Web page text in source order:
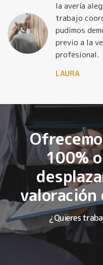
la avería
trabajo
pudimos
previo a la
profesional.
LAURA
100%
valoración
¿Quieres